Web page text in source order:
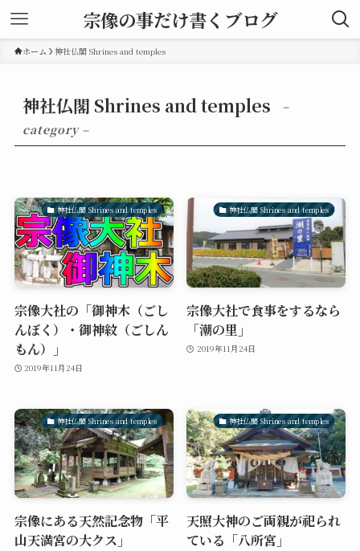
宗像の事だけ書くブログ
ホーム 神社仏閣 Shrines and temples
神社仏閣 Shrines and temples
–
category –
神社仏閣 Shrines and temples
宗像大社の「御神木（ごし
んぼく）・御神紋（ごしん
もん）」
2019年11月24日
神社仏閣 Shrines and temples
宗像大社で食事をするなら
「潮の里」
2019年11月24日
神社仏閣 Shrines and temples
宗像にある天然記念物「平
山天満宮の大クス」
神社仏閣 Shrines and temples
天照大神のご両親が祀られ
ている「八所宮」